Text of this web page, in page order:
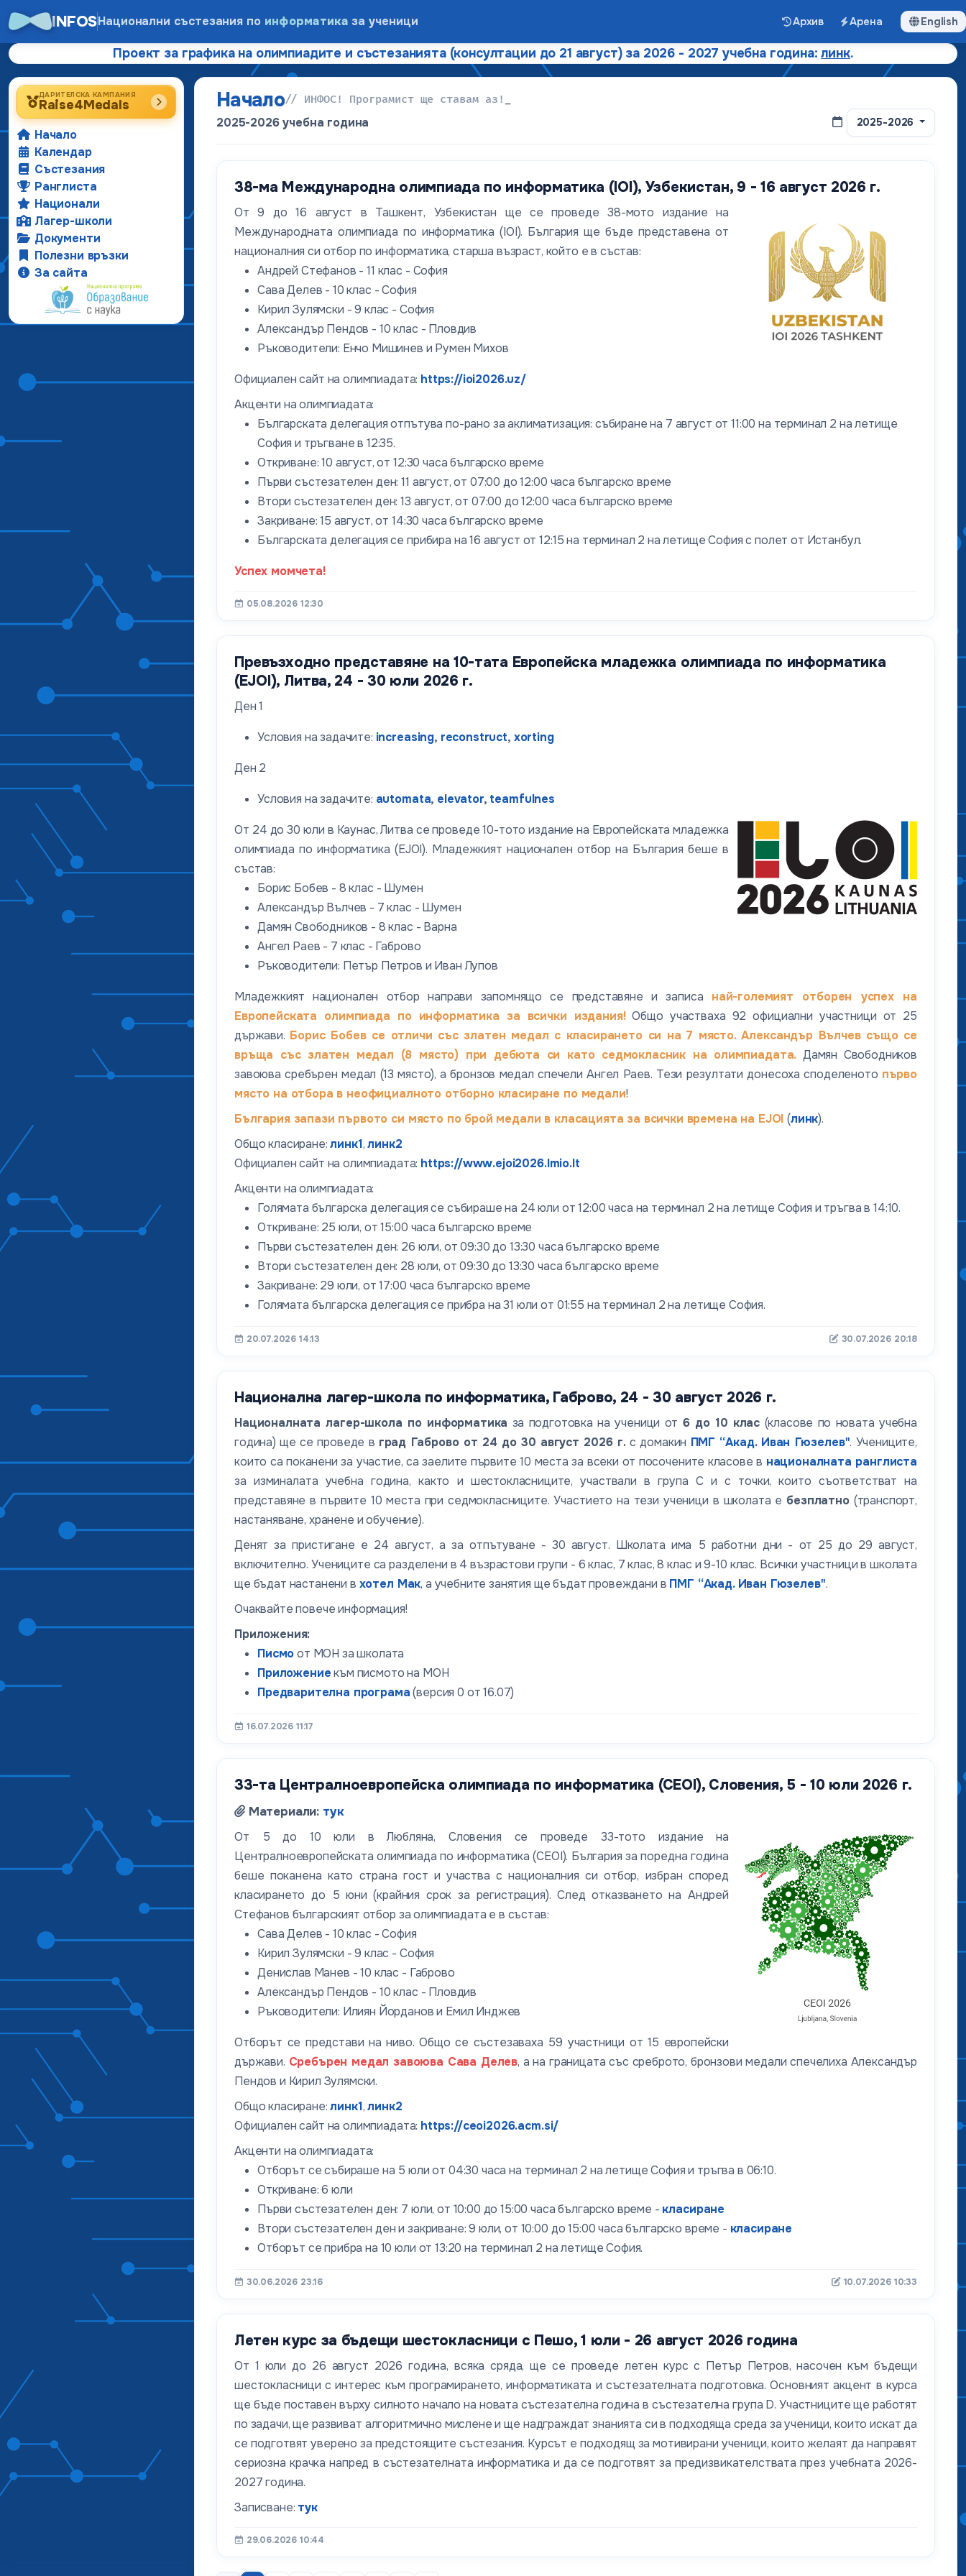
INFOSНационални състезания по информатика за ученици Архив Арена English
Проект за графика на олимпиадите и състезанията (консултации до 21 август) за 2026 - 2027 учебна година:линк.
ДАРИТЕЛСКА КАМПАНИЯ
Raise4Medals
Начало
Календар
Състезания
Ранглиста
Национали
Лагер-школи
Документи
Полезни връзки
За сайта
Начало// ИНФОС! Програмист ще ставам аз!
2025-2026 учебна година 2025-2026
38-ма Международна олимпиада по информатика (IOI), Узбекистан, 9 - 16 август 2026 г.
От 9 до 16 август в Ташкент, Узбекистан ще се проведе 38-мото издание на
Международната олимпиада по информатика (IOI). България ще бъде представена от
националния си отбор по информатика, старша възраст, който е в състав:
Андрей Стефанов - 11 клас - София
Сава Делев - 10 клас - София
Кирил Зулямски - 9 клас - София
Александър Пендов - 10 клас - Пловдив
Ръководители: Енчо Мишинев и Румен Михов
Официален сайт на олимпиадата: https://ioi2026.uz/
Акценти на олимпиадата:
Българската делегация отпътува по-рано за аклиматизация: събиране на 7 август от 11:00 на терминал 2 на летище
София и тръгване в 12:35.
Откриване: 10 август, от 12:30 часа българско време
Първи състезателен ден: 11 август, от 07:00 до 12:00 часа българско време
Втори състезателен ден: 13 август, от 07:00 до 12:00 часа българско време
Закриване: 15 август, от 14:30 часа българско време
Българската делегация се прибира на 16 август от 12:15 на терминал 2 на летище София с полет от Истанбул.
Успех момчета!
05.08.2026 12:30
Превъзходно представяне на 10-тата Европейска младежка олимпиада по информатика
(EJOI), Литва, 24 - 30 юли 2026 г.
Ден 1
Условия на задачите: increasing, reconstruct, xorting
Ден 2
Условия на задачите: automata, elevator, teamfulnes
От 24 до 30 юли в Каунас, Литва се проведе 10-тото издание на Европейската младежка
олимпиада по информатика (EJOI). Младежкият национален отбор на България беше в
състав:
Борис Бобев - 8 клас - Шумен
Александър Вълчев - 7 клас - Шумен
Дамян Свободников - 8 клас - Варна
Ангел Раев - 7 клас - Габрово
Ръководители: Петър Петров и Иван Лупов
Младежкият национален отбор направи запомнящо се представяне и записа най-големият отборен успех на
Европейската олимпиада по информатика за всички издания!Общо участваха 92 официални участници от 25
държави. Борис Бобев се отличи със златен медал с класирането си на 7 място. Александър Вълчев също се
връща със златен медал (8 място) при дебюта си като седмокласник на олимпиадата. Дамян Свободников
завоюва сребърен медал (13 място), а бронзов медал спечели Ангел Раев. Тези резултати донесоха споделеното първо
място на отбора в неофициалното отборно класиране по медали!
България запази първото си място по брой медали в класацията за всички времена на EJOI(линк).
Общо класиране:линк1,линк2
Официален сайт на олимпиадата: https://www.ejoi2026.lmio.lt
Акценти на олимпиадата:
Голямата българска делегация се събираше на 24 юли от 12:00 часа на терминал 2 на летище София и тръгва в 14:10.
Откриване: 25 юли, от 15:00 часа българско време
Първи състезателен ден: 26 юли, от 09:30 до 13:30 часа българско време
Втори състезателен ден: 28 юли, от 09:30 до 13:30 часа българско време
Закриване: 29 юли, от 17:00 часа българско време
Голямата българска делегация се прибра на 31 юли от 01:55 на терминал 2 на летищe София.
20.07.2026 14:13 30.07.2026 20:18
Национална лагер-школа по информатика, Габрово, 24 - 30 август 2026 г.
Националната лагер-школа по информатика за подготовка на ученици от 6 до 10 клас (класове по новата учебна
година) ще се проведе в град Габрово от 24 до 30 август 2026 г.с домакин ПМГ “Акад. Иван Гюзелев". Учениците,
които са поканени за участие, са заелите първите 10 места за всеки от посочените класове в националната ранглиста
за изминалата учебна година, както и шестокласниците, участвали в група C и с точки, които съответстват на
представяне в първите 10 места при седмокласниците. Участието на тези ученици в школата е безплатно(транспорт,
настаняване, хранене и обучение).
Денят за пристигане е 24 август, а за отпътуване - 30 август. Школата има 5 работни дни - от 25 до 29 август,
включително. Учениците са разделени в 4 възрастови групи - 6 клас, 7 клас, 8 клас и 9-10 клас. Всички участници в школата
ще бъдат настанени в хотел Мак, а учебните занятия ще бъдат провеждани в ПМГ “Акад. Иван Гюзелев".
Очаквайте повече информация!
Приложения:
Писмоот МОН за школата
Приложениекъм писмото на МОН
Предварителна програма(версия 0 от 16.07)
16.07.2026 11:17
33-та Централноевропейска олимпиада по информатика (CEOI), Словения, 5 - 10 юли 2026 г.
Материали: тук
От 5 до 10 юли в Любляна, Словения се проведе 33-тото издание на
Централноевропейската олимпиада по информатика (CEOI). България за поредна година
беше поканена като страна гост и участва с националния си отбор, избран според
класирането до 5 юни (крайния срок за регистрация). След отказването на Андрей
Стефанов българският отбор за олимпиадата е в състав:
Сава Делев - 10 клас - София
Кирил Зулямски - 9 клас - София
Денислав Манев - 10 клас - Габрово
Александър Пендов - 10 клас - Пловдив
Ръководители: Илиян Йорданов и Емил Инджев
Отборът се представи на ниво. Общо се състезаваха 59 участници от 15 европейски
държави. Сребърен медал завоюва Сава Делев, а на границата със среброто, бронзови медали спечелиха Александър
Пендов и Кирил Зулямски.
Общо класиране:линк1,линк2
Официален сайт на олимпиадата: https://ceoi2026.acm.si/
Акценти на олимпиадата:
Отборът се събираше на 5 юли от 04:30 часа на терминал 2 на летище София и тръгва в 06:10.
Откриване: 6 юли
Първи състезателен ден: 7 юли, от 10:00 до 15:00 часа българско време - класиране
Втори състезателен ден и закриване: 9 юли, от 10:00 до 15:00 часа българско време - класиране
Отборът се прибра на 10 юли от 13:20 на терминал 2 на летищe София.
30.06.2026 23:16 10.07.2026 10:33
Летен курс за бъдещи шестокласници с Пешо, 1 юли - 26 август 2026 година
От 1 юли до 26 август 2026 година, всяка сряда, ще се проведе летен курс с Петър Петров, насочен към бъдещи
шестокласници с интерес към програмирането, информатиката и състезателната подготовка. Основният акцент в курса
ще бъде поставен върху силното начало на новата състезателна година в състезателна група D. Участниците ще работят
по задачи, ще развиват алгоритмично мислене и ще надграждат знанията си в подходяща среда за ученици, които искат да
се подготвят уверено за предстоящите състезания. Курсът е подходящ за мотивирани ученици, които желаят да направят
сериозна крачка напред в състезателната информатика и да се подготвят за предизвикателствата през учебната 2026-
2027 година.
Записване: тук
29.06.2026 10:44